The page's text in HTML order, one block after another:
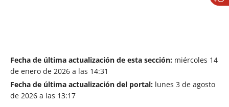
Fecha de última actualización de esta sección: miércoles 14
de enero de 2026 a las 14:31
Fecha de última actualización del portal: lunes 3 de agosto
de 2026 a las 13:17